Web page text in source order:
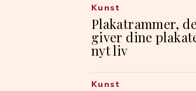
Plakatrammer,
giver dine
nyt liv
Kunst
Kunst